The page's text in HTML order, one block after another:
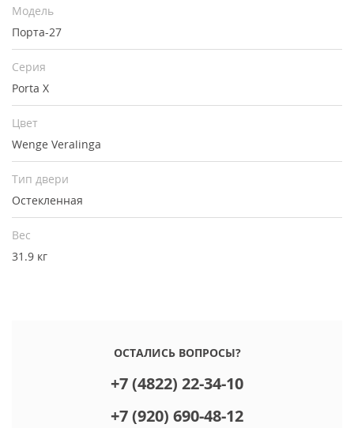
Модель
Порта-27
Серия
Porta X
Цвет
Wenge Veralinga
Тип двери
Остекленная
Вес
31.9 кг
ОСТАЛИСЬ ВОПРОСЫ?
+7 (4822) 22-34-10
+7 (920) 690-48-12